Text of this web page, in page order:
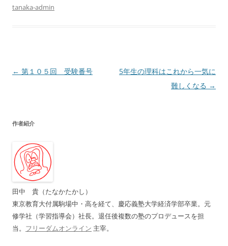
tanaka-admin
投
ゲ
シ
ョ
ン
← 第１０５回 受験番号
5年生の理科はこれから一気に
難しくなる →
作者紹介
田中 貴（たなかたかし）
東京教育大付属駒場中・高を経て、慶応義塾大学経済学部卒業。元
修学社（学習指導会）社長。退任後複数の塾のプロデュースを担
当。 フリーダムオンライン 主宰。